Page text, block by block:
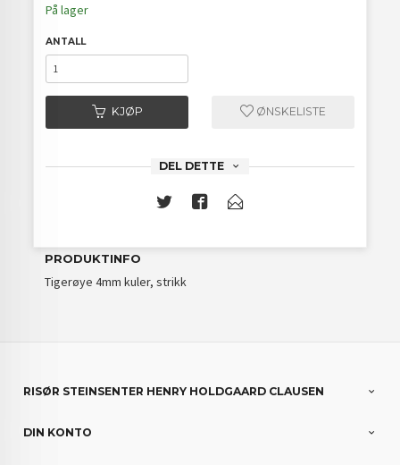
På lager
ANTALL
KJØP ØNSKELISTE
DEL DETTE
PRODUKTINFO
Tigerøye 4mm kuler, strikk
RISØR STEINSENTER HENRY HOLDGAARD CLAUSEN
DIN KONTO